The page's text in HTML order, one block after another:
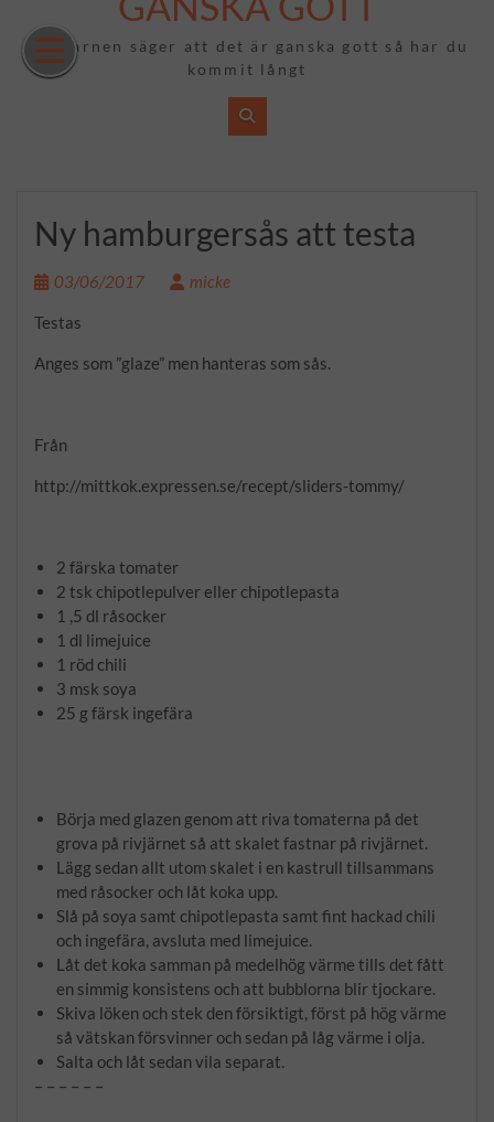
innehåll
Om barnen säger att det är ganska gott så har du
kommit långt
Ny hamburgersås att testa
03/06/2017 micke
Testas
Anges som ”glaze” men hanteras som sås.
Från
http://mittkok.expressen.se/recept/sliders-tommy/
2 färska tomater
2 tsk chipotlepulver eller chipotlepasta
1 ,5 dl råsocker
1 dl limejuice
1 röd chili
3 msk soya
25 g färsk ingefära
Börja med glazen genom att riva tomaterna på det
grova på rivjärnet så att skalet fastnar på rivjärnet.
Lägg sedan allt utom skalet i en kastrull tillsammans
med råsocker och låt koka upp.
Slå på soya samt chipotlepasta samt fint hackad chili
och ingefära, avsluta med limejuice.
Låt det koka samman på medelhög värme tills det fått
en simmig konsistens och att bubblorna blir tjockare.
Skiva löken och stek den försiktigt, först på hög värme
så vätskan försvinner och sedan på låg värme i olja.
Salta och låt sedan vila separat.
– – – – – –